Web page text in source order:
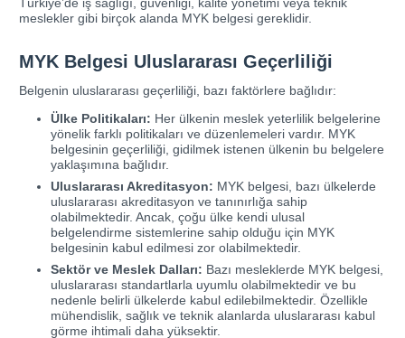
Türkiye’de iş sağlığı, güvenliği, kalite yönetimi veya teknik
meslekler gibi birçok alanda MYK belgesi gereklidir.
MYK Belgesi Uluslararası Geçerliliği
Belgenin uluslararası geçerliliği, bazı faktörlere bağlıdır:
Ülke Politikaları: Her ülkenin meslek yeterlilik belgelerine
yönelik farklı politikaları ve düzenlemeleri vardır. MYK
belgesinin geçerliliği, gidilmek istenen ülkenin bu belgelere
yaklaşımına bağlıdır.
Uluslararası Akreditasyon: MYK belgesi, bazı ülkelerde
uluslararası akreditasyon ve tanınırlığa sahip
olabilmektedir. Ancak, çoğu ülke kendi ulusal
belgelendirme sistemlerine sahip olduğu için MYK
belgesinin kabul edilmesi zor olabilmektedir.
Sektör ve Meslek Dalları: Bazı mesleklerde MYK belgesi,
uluslararası standartlarla uyumlu olabilmektedir ve bu
nedenle belirli ülkelerde kabul edilebilmektedir. Özellikle
mühendislik, sağlık ve teknik alanlarda uluslararası kabul
görme ihtimali daha yüksektir.